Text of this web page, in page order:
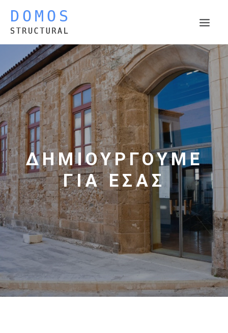
Η ΕΤΑΙΡΕΙΑ
ΤΟΜΕΙΣ ΔΡΑΣΤΗΡΙΟΤΗΤΑΣ
ΕΡΓΑ
ΤΡΕΧΟΝΤΑ ΕΡΓΑ
ΔΗΜΟΣΙΕΥΣΕΙΣ
ΕΠΙΚΟΙΝΩΝΙΑ
ΔΗΜΙΟΥΡΓΟΥΜΕ
ΓΙΑ ΕΣΑΣ